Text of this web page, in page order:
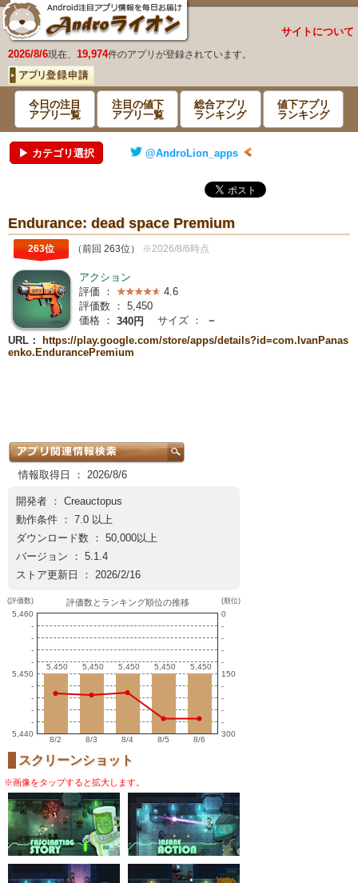
サイトについて
2026/8/6現在、 19,974件のアプリが登録されています。
今日の注目
アプリ一覧
注目の値下
アプリ一覧
総合アプリ
ランキング
値下アプリ
ランキング
▶ カテゴリ選択 @AndroLion_apps
Endurance: dead space Premium
263位 （前回 263位） ※2026/8/6時点
アクション
評価 ：
4.6
評価数 ： 5,450
価格 ： 340円 サイズ ：
－
URL：
https://play.google.com/store/apps/details?id=com.IvanPanas
enko.EndurancePremium
情報取得日 ： 2026/8/6
開発者 ： Creauctopus
動作条件 ： 7.0 以上
ダウンロード数 ： 50,000以上
バージョン ： 5.1.4
ストア更新日 ： 2026/2/16
(評価数)
5,460
-
-
-
-
5,450
-
-
-
-
5,440
評価数とランキング順位の推移
5,450
5,450 5,450
5,450 5,450
5,450 5,450
5,450 5,450
5,450
8/2 8/3 8/4 8/5 8/6
(順位)
0
-
-
-
-
150
-
-
-
-
300
スクリーンショット
※画像をタップすると拡大します。